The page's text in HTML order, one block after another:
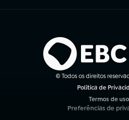
© Todos os direitos
Política de
Termos de uso
(abre em nova
Preferências de